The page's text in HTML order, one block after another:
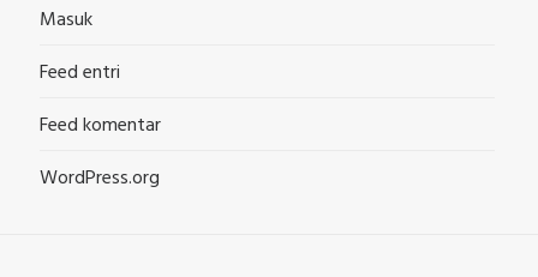
Masuk
Feed entri
Feed komentar
WordPress.org